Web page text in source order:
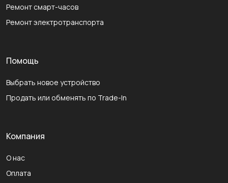
Ремонт смарт-часов
Ремонт электротранспорта
Помощь
Выбрать новое устройство
Продать или обменять по Trade-In
Компания
О нас
Оплата